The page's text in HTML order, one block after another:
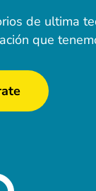
de ultima
que